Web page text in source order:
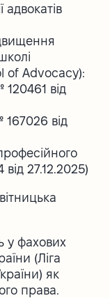
адвокатів
of Advocacy):
від
від
27.12.2025)
у фахових
(Ліга
як
права.